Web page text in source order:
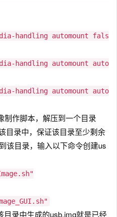
handling automount fals
handling automount auto
handling automount auto
作脚本，解压到一个目录
目录中，保证该目录至少剩余
该目录，输入以下命令创建us
录中生成的usb.img就是已经